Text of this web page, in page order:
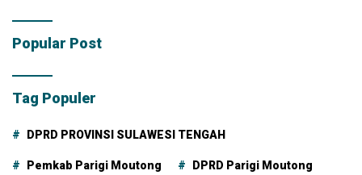
dengan Dana Pribadi
Popular Post
Tag Populer
DPRD PROVINSI SULAWESI TENGAH
Pemkab Parigi Moutong DPRD Parigi Moutong